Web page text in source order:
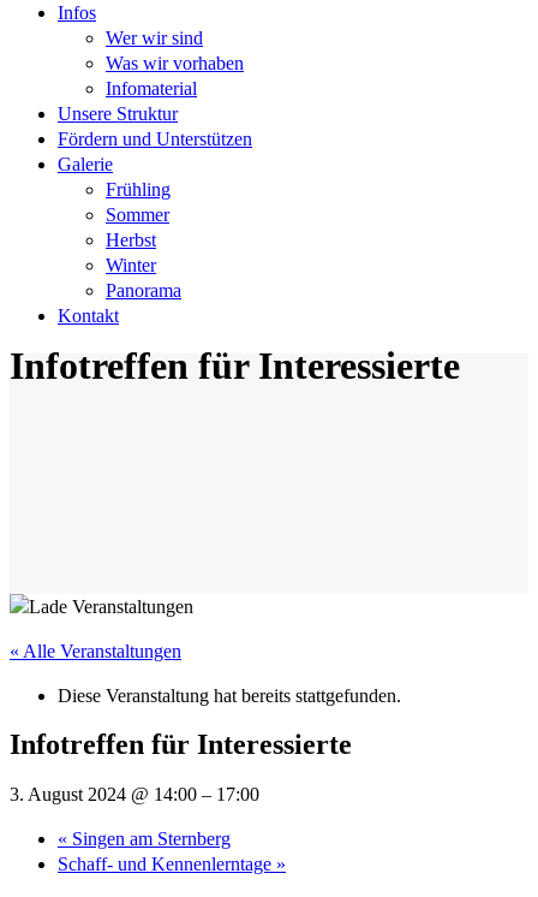
Infos
Wer wir sind
Was wir vorhaben
Infomaterial
Unsere Struktur
Fördern und Unterstützen
Galerie
Frühling
Sommer
Herbst
Winter
Panorama
Kontakt
Infotreffen für Interessierte
« Alle Veranstaltungen
Diese Veranstaltung hat bereits stattgefunden.
Infotreffen für Interessierte
3. August 2024 @ 14:00 – 17:00
« Singen am Sternberg
Schaff- und Kennenlerntage »